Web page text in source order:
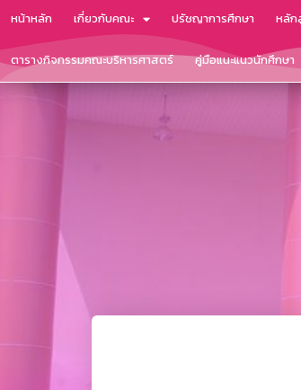
หน้าหลัก เกี่ยวกับคณะ ปรัชญาการศึกษา หลัก
ตารางกิจกรรมคณะบริหารศาสตร์ คู่มือแนะแนวนักศึกษา